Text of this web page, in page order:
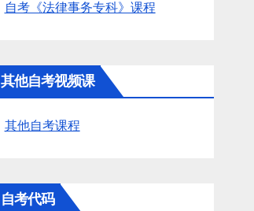
自考《法律事务专科》课程
其他自考视频课
其他自考课程
自考代码